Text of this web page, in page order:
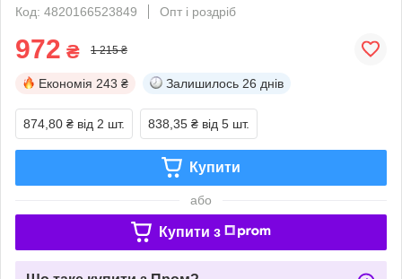
Код: 4820166523849
Опт і роздріб
972 ₴ 1 215 ₴
Економія 243 ₴ Залишилось 26 днів
874,80 ₴ від 2 шт. 838,35 ₴ від 5 шт.
Купити
або
Купити з